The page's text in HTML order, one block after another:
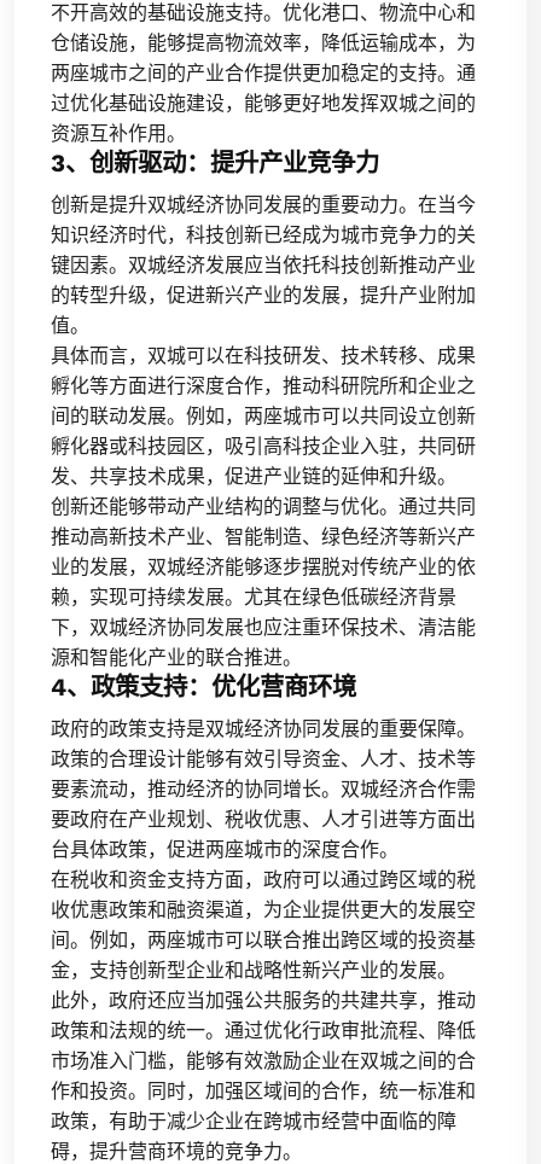
不开高效的基础设施支持。优化港口、物流中心和
仓储设施，能够提高物流效率，降低运输成本，为
两座城市之间的产业合作提供更加稳定的支持。通
过优化基础设施建设，能够更好地发挥双城之间的
资源互补作用。
3、创新驱动：提升产业竞争力
创新是提升双城经济协同发展的重要动力。在当今
知识经济时代，科技创新已经成为城市竞争力的关
键因素。双城经济发展应当依托科技创新推动产业
的转型升级，促进新兴产业的发展，提升产业附加
值。
具体而言，双城可以在科技研发、技术转移、成果
孵化等方面进行深度合作，推动科研院所和企业之
间的联动发展。例如，两座城市可以共同设立创新
孵化器或科技园区，吸引高科技企业入驻，共同研
发、共享技术成果，促进产业链的延伸和升级。
创新还能够带动产业结构的调整与优化。通过共同
推动高新技术产业、智能制造、绿色经济等新兴产
业的发展，双城经济能够逐步摆脱对传统产业的依
赖，实现可持续发展。尤其在绿色低碳经济背景
下，双城经济协同发展也应注重环保技术、清洁能
源和智能化产业的联合推进。
4、政策支持：优化营商环境
政府的政策支持是双城经济协同发展的重要保障。
政策的合理设计能够有效引导资金、人才、技术等
要素流动，推动经济的协同增长。双城经济合作需
要政府在产业规划、税收优惠、人才引进等方面出
台具体政策，促进两座城市的深度合作。
在税收和资金支持方面，政府可以通过跨区域的税
收优惠政策和融资渠道，为企业提供更大的发展空
间。例如，两座城市可以联合推出跨区域的投资基
金，支持创新型企业和战略性新兴产业的发展。
此外，政府还应当加强公共服务的共建共享，推动
政策和法规的统一。通过优化行政审批流程、降低
市场准入门槛，能够有效激励企业在双城之间的合
作和投资。同时，加强区域间的合作，统一标准和
政策，有助于减少企业在跨城市经营中面临的障
碍，提升营商环境的竞争力。